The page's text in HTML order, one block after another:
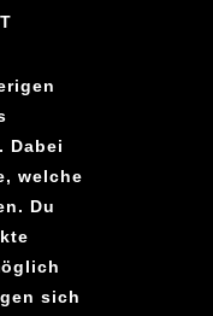
Dabei
, welche
Du
sich